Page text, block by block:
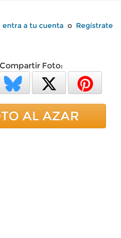
entra a tu cuenta o Regístrate
Compartir Foto:
AL AZAR